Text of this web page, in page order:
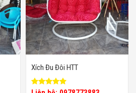
Xích Đu Đôi HTT